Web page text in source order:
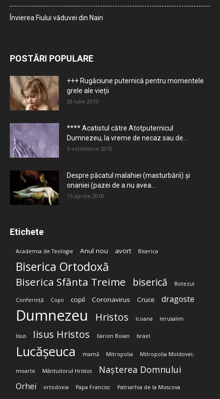
Învierea Fiului văduvei din Nain
POSTĂRI POPULARE
+++ Rugăciune puternică pentru momentele
grele ale vieţii
28 iulie 2010
**** Acatistul către Atotputernicul
Dumnezeu, la vreme de necaz sau de...
5 octombrie 2010
Despre păcatul malahiei (masturbării) şi
onaniei (pazei de a nu avea...
15 aprilie 2010
Etichete
Academia de Teologie Anul nou avort Biserica
Biserica Ortodoxă
Biserica Sfânta Treime biserică Botezul
Conferință Copii copil Coronavirus Cruce dragoste
Dumnezeu Hristos Icoana Ierusalim
Iisus Iisus Hristos Ilarion Boian Israel
Lucășeuca mamă Mitropolia Mitropolia Moldovei;
moarte Mântuitorul Hristos Nașterea Domnului
Orhei ortodoxia Papa Francisc Patriarhia de la Moscova